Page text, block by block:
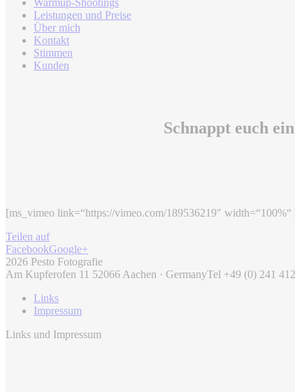
Warmup-Shootings
Leistungen und Preise
Über mich
Kontakt
Stimmen
Kunden
Schnappt euch
[ms_vimeo link=“https://vimeo.com/189536219″
Teilen auf
FacebookGoogle+
2026 Pesto Fotografie
Am Kupferofen 11 52066 Aachen · GermanyTel +49 (0) 241
Links
Impressum
Links und Impressum